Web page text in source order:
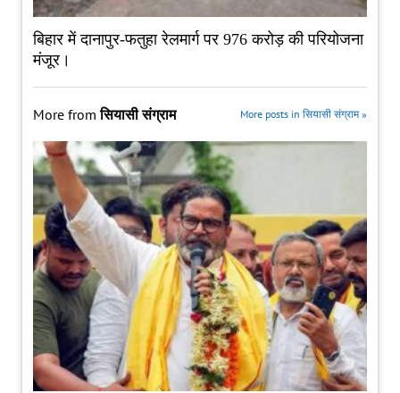
बिहार में दानापुर-फतुहा रेलमार्ग पर 976 करोड़ की परियोजना
मंजूर।
More fromसियासी संग्राम More posts in सियासी संग्राम »